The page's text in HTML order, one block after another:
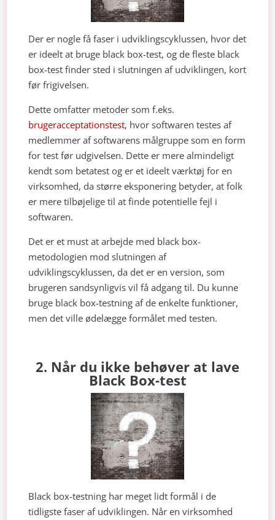
Der er nogle få faser i udviklingscyklussen, hvor det
er ideelt at bruge black box-test, og de fleste black
box-test finder sted i slutningen af udviklingen, kort
før frigivelsen.
Dette omfatter metoder som f.eks.
brugeracceptationstest, hvor softwaren testes af
medlemmer af softwarens målgruppe som en form
for test før udgivelsen. Dette er mere almindeligt
kendt som betatest og er et ideelt værktøj for en
virksomhed, da større eksponering betyder, at folk
er mere tilbøjelige til at finde potentielle fejl i
softwaren.
Det er et must at arbejde med black box-
metodologien mod slutningen af
udviklingscyklussen, da det er en version, som
brugeren sandsynligvis vil få adgang til. Du kunne
bruge black box-testning af de enkelte funktioner,
men det ville ødelægge formålet med testen.
2. Når du ikke behøver at lave
Black Box-test
Black box-testning har meget lidt formål i de
tidligste faser af udviklingen. Når en virksomhed